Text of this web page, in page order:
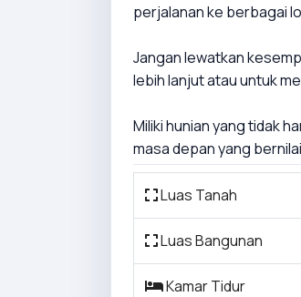
perjalanan ke berbagai
Jangan lewatkan
lebih lanjut atau untuk
Miliki hunian yang tidak
masa depan yang
Luas Tanah
Luas Bangunan
Kamar Tidur